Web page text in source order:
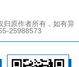
归原作者所有，如有异
25988573